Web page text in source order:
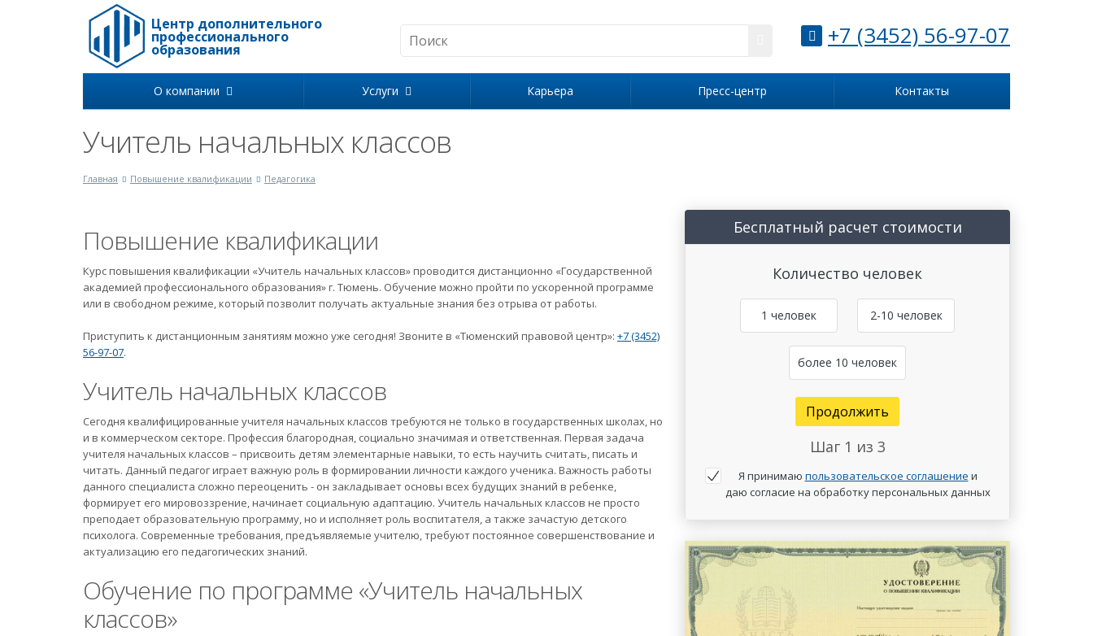
Центр дополнительного
профессионального
образования +7 (3452) 56-97-07
О компании Услуги Карьера Пресс-центр Контакты
Учитель начальных классов
Главная Повышение квалификации Педагогика
Бесплатный расчет стоимости
Количество человек
1 человек 2-10 человек
более 10 человек
Продолжить
Шаг 1 из 3
Я принимаю пользовательское соглашение и
даю согласие на обработку персональных данных
Повышение квалификации
Курс повышения квалификации «Учитель начальных классов» проводится дистанционно «Государственной
академией профессионального образования» г. Тюмень. Обучение можно пройти по ускоренной программе
или в свободном режиме, который позволит получать актуальные знания без отрыва от работы.
Приступить к дистанционным занятиям можно уже сегодня! Звоните в «Тюменский правовой центр»: +7 (3452)
56-97-07.
Учитель начальных классов
Сегодня квалифицированные учителя начальных классов требуются не только в государственных школах, но
и в коммерческом секторе. Профессия благородная, социально значимая и ответственная. Первая задача
учителя начальных классов – присвоить детям элементарные навыки, то есть научить считать, писать и
читать. Данный педагог играет важную роль в формировании личности каждого ученика. Важность работы
данного специалиста сложно переоценить - он закладывает основы всех будущих знаний в ребенке,
формирует его мировоззрение, начинает социальную адаптацию. Учитель начальных классов не просто
преподает образовательную программу, но и исполняет роль воспитателя, а также зачастую детского
психолога. Современные требования, предъявляемые учителю, требуют постоянное совершенствование и
актуализацию его педагогических знаний.
Обучение по программе «Учитель начальных
классов»